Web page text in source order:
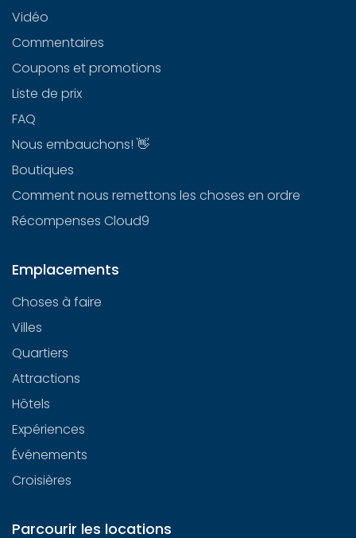
Vidéo
Commentaires
Coupons et promotions
Liste de prix
FAQ
Nous embauchons! 👋
Boutiques
Comment nous remettons les choses en ordre
Récompenses Cloud9
Emplacements
Choses à faire
Villes
Quartiers
Attractions
Hôtels
Expériences
Événements
Croisières
Parcourir les locations